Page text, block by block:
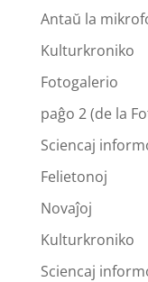
Antaŭ la
Kulturkroniko
Fotogalerio
paĝo 2 (de la
Sciencaj
Felietonoj
Novaĵoj
Kulturkroniko
Sciencaj